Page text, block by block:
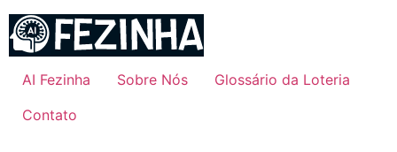
para
conteúdo
AI Fezinha Sobre Nós
Glossário da Loteria
Contato